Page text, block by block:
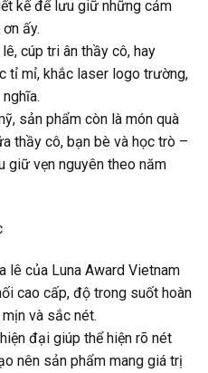
kế để lưu giữ những cảm
ấy.
cúp tri ân thầy cô, hay
tỉ mỉ, khắc laser logo trường,
sản phẩm còn là món quà
thầy cô, bạn bè và học trò –
vẹn nguyên theo năm
lê của Luna Award Vietnam
cao cấp, độ trong suốt hoàn
và sắc nét.
đại giúp thể hiện rõ nét
nên sản phẩm mang giá trị